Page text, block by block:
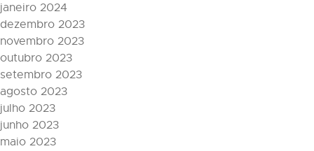
janeiro 2024
dezembro 2023
novembro 2023
outubro 2023
setembro 2023
agosto 2023
julho 2023
junho 2023
maio 2023